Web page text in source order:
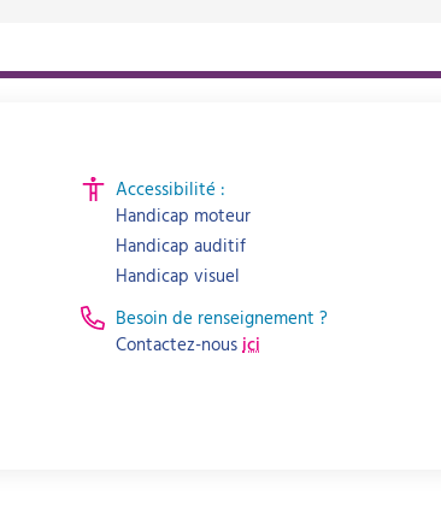
Accessibilité :
Handicap moteur
Handicap auditif
Handicap visuel
Besoin de renseignement ?
Contactez-nousici